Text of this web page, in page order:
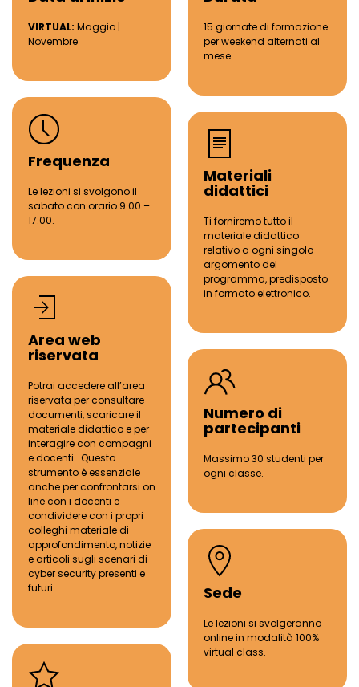
VIRTUAL: Maggio |
Novembre
15 giornate di formazione
perweekend alternati al
mese.
Frequenza
Le lezioni si svolgono il
sabato con orario 9.00 –
17.00.
Materiali
didattici
Ti forniremo tutto il
materiale didattico
relativo a ogni singolo
argomento del
programma, predisposto
in formato elettronico.
Area web
riservata
Potrai accedere all’area
riservata per consultare
documenti, scaricare il
materiale didattico e per
interagire con compagni
e docenti. Questo
strumentoèessenziale
anche per confrontarsi on
line con i docenti e
condividere con i propri
colleghi materiale di
approfondimento, notizie
e articoli sugli scenari di
cyber security presenti e
futuri.
Numero di
partecipanti
Massimo 30 studenti per
ogni classe.
Sede
Le lezioni si svolgeranno
online in modalità 100%
virtual class.